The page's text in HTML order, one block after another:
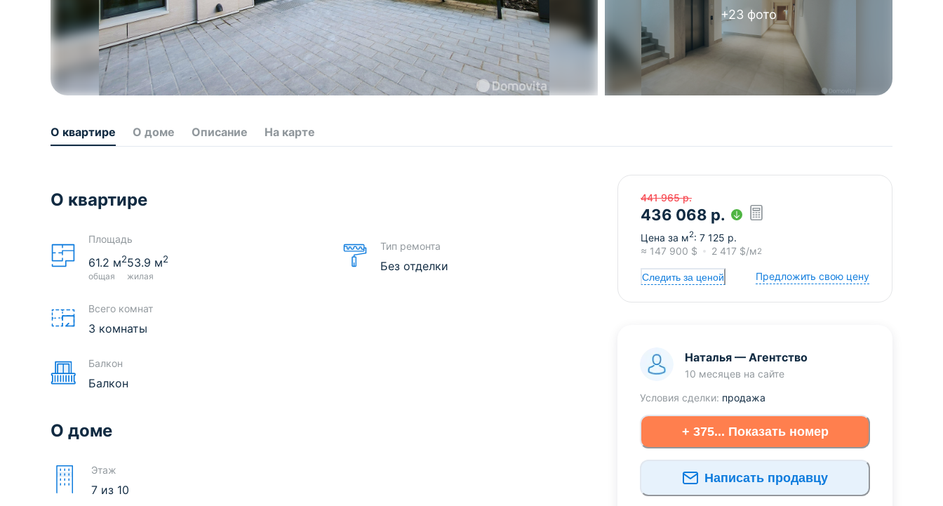
+23 фото
О квартире О доме Описание На карте
О квартире
Площадь
61.2 м2
общая
53.9 м2
жилая
Всего комнат
3 комнаты
Балкон
Балкон
Тип ремонта
Без отделки
О доме
Этаж
7 из 10
441 965 р.
436 068 р.
Цена за м2: 7 125 р.
≈ 147 900 $ 2 417 $/м2
Следить за ценой Предложить свою цену
Наталья — Агентство
10 месяцев на сайте
Условия сделки: продажа
+ 375... Показать номер
Написать продавцу